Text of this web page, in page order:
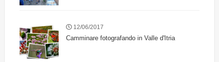
12/06/2017
Camminare fotografando in Valle d'Itria